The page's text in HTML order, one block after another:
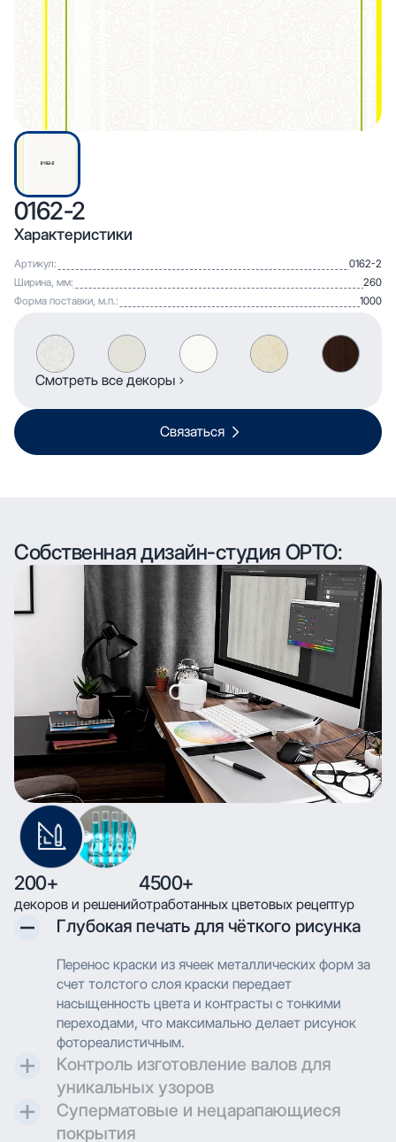
0162-2
Характеристики
Артикул:
0162-2
Ширина, мм:
260
Форма поставки, м.п.:
1000
Смотреть все декоры
Связаться
Собственная дизайн-студия ОРТО:
200+
декоров и решений
4500+
отработанных цветовых рецептур
Глубокая печать для чёткого рисунка
Перенос краски из ячеек металлических форм за
счет толстого слоя краски передает
насыщенность цвета и контрасты с тонкими
переходами, что максимально делает рисунок
фотореалистичным.
Контроль изготовление валов для
уникальных узоров
Контроль и разработка технических параметров
Суперматовые и нецарапающиеся
покрытия